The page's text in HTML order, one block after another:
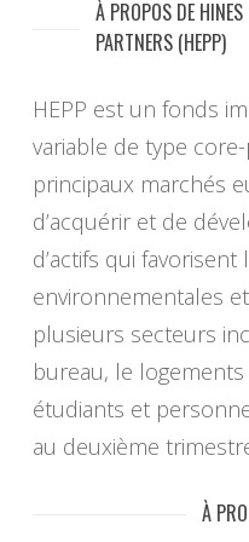
À PROPOS DE
PARTNERS (HEPP)
HEPP est un fonds
variable de type
principaux marchés
d’acquérir et de
d’actifs qui
environnementales
plusieurs secteurs
bureau, le
étudiants et
au deuxième
À